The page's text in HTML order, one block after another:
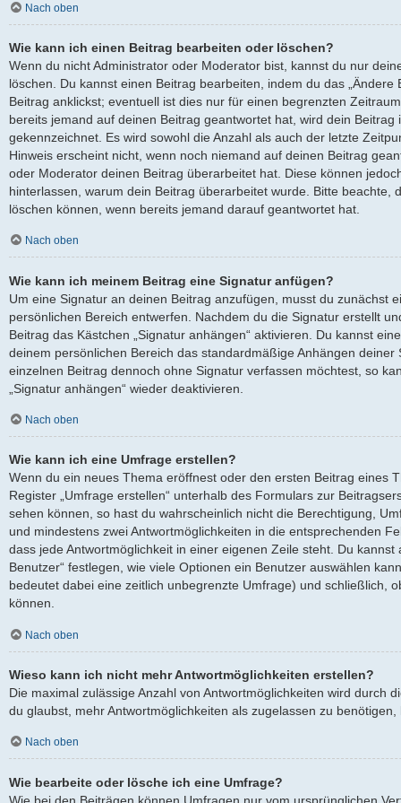
Nach oben
Wie kann ich einen Beitrag bearbeiten oder löschen?
Wenn du nicht Administrator oder Moderator bist, kannst du nur
löschen. Du kannst einen Beitrag bearbeiten, indem du das
Beitrag anklickst; eventuell ist dies nur für einen begrenzten
bereits jemand auf deinen Beitrag geantwortet hat, wird dein
gekennzeichnet. Es wird sowohl die Anzahl als auch der letzte
Hinweis erscheint nicht, wenn noch niemand auf deinen Beitrag
oder Moderator deinen Beitrag überarbeitet hat. Diese können
hinterlassen, warum dein Beitrag überarbeitet wurde. Bitte beachte,
löschen können, wenn bereits jemand darauf geantwortet hat.
Nach oben
Wie kann ich meinem Beitrag eine Signatur anfügen?
Um eine Signatur an deinen Beitrag anzufügen, musst du zunächst
persönlichen Bereich entwerfen. Nachdem du die Signatur erstellt
Beitrag das Kästchen „Signatur anhängen“ aktivieren. Du kannst
deinem persönlichen Bereich das standardmäßige Anhängen
einzelnen Beitrag dennoch ohne Signatur verfassen möchtest, so
„Signatur anhängen“ wieder deaktivieren.
Nach oben
Wie kann ich eine Umfrage erstellen?
Wenn du ein neues Thema eröffnest oder den ersten Beitrag eines
Register „Umfrage erstellen“ unterhalb des Formulars zur
sehen können, so hast du wahrscheinlich nicht die Berechtigung,
und mindestens zwei Antwortmöglichkeiten in die entsprechenden
dass jede Antwortmöglichkeit in einer eigenen Zeile steht. Du kannst
Benutzer“ festlegen, wie viele Optionen ein Benutzer auswählen
bedeutet dabei eine zeitlich unbegrenzte Umfrage) und schließlich,
können.
Nach oben
Wieso kann ich nicht mehr Antwortmöglichkeiten erstellen?
Die maximal zulässige Anzahl von Antwortmöglichkeiten wird durch
du glaubst, mehr Antwortmöglichkeiten als zugelassen zu
Nach oben
Wie bearbeite oder lösche ich eine Umfrage?
Wie bei den Beiträgen können Umfragen nur vom ursprünglichen